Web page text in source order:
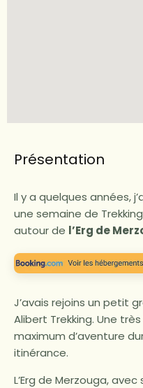
Présentation
Il y a quelques années,
une semaine de
autour de l’Erg de
J’avais rejoins un petit
Alibert Trekking. Une
maximum d’aventure
itinérance.
L’Erg de Merzouga, avec